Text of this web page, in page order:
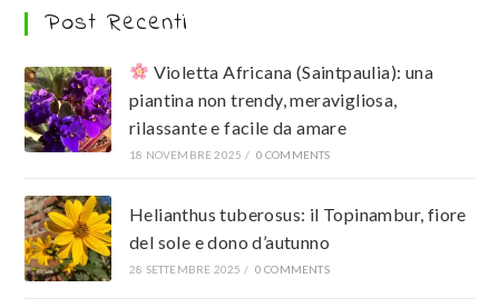
Post Recenti
Violetta Africana (Saintpaulia): una
piantina non trendy, meravigliosa,
rilassante e facile da amare
18 NOVEMBRE 2025 / 0 COMMENTS
Helianthus tuberosus: il Topinambur, fiore
del sole e dono d’autunno
28 SETTEMBRE 2025 / 0 COMMENTS